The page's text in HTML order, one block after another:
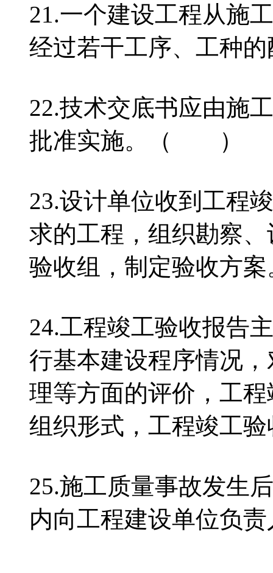
21.一个建设工程从施
经过若干工序、工
22.技术交底书应由施
批准实施。（ ）
23.设计单位收到工程
求的工程，组织勘察
验收组，制定验收
24.工程竣工验收报告
行基本建设程序情况
理等方面的评价，工
组织形式，工程竣工
25.施工质量事故发生
内向工程建设单位